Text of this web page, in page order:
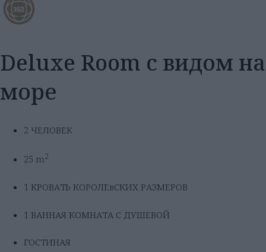
Deluxe Room с видом на
море
2 ЧЕЛОВЕК
25 m2
1 КРОВАТЬ КОРОЛЕвСКИХ РАЗМЕРОВ
1 ВАННАЯ КОМНАТА С ДУШЕВОЙ
ГОСТИНАЯ